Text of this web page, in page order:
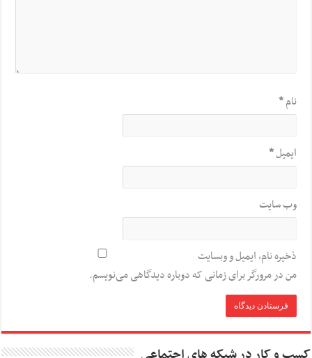
نام*
ایمیل*
وب‌ سایت
ذخیره نام، ایمیل و وبسایت
من در مرورگر برای زمانی که دوباره دیدگاهی می‌نویسم.